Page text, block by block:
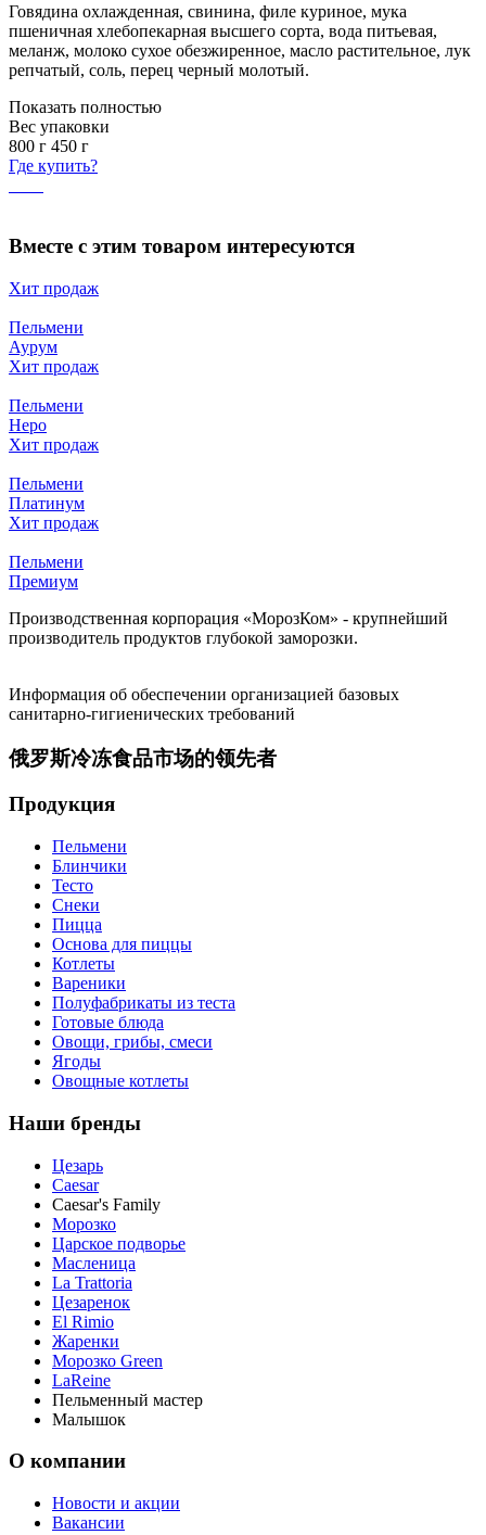
Говядина охлажденная, свинина, филе куриное, мука
пшеничная хлебопекарная высшего сорта, вода питьевая,
меланж, молоко сухое обезжиренное, масло растительное, лук
репчатый, соль, перец черный молотый.
Показать полностью
Вес упаковки
800 г 450 г
Где купить?
Вместе с этим товаром интересуются
Хит продаж
Пельмени
Аурум
Хит продаж
Пельмени
Неро
Хит продаж
Пельмени
Платинум
Хит продаж
Пельмени
Премиум
Производственная корпорация «МорозКом» - крупнейший
производитель продуктов глубокой заморозки.
Информация об обеспечении организацией базовых
санитарно-гигиенических требований
俄罗斯冷冻食品市场的领先者
Продукция
Пельмени
Блинчики
Тесто
Снеки
Пицца
Основа для пиццы
Котлеты
Вареники
Полуфабрикаты из теста
Готовые блюда
Овощи, грибы, смеси
Ягоды
Овощные котлеты
Наши бренды
Цезарь
Caesar
Caesar's Family
Морозко
Царское подворье
Масленица
La Trattoria
Цезаренок
El Rimio
Жаренки
Морозко Green
LaReine
Пельменный мастер
Малышок
О компании
Новости и акции
Вакансии